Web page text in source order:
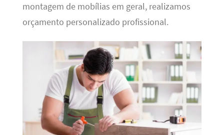
montagem de mobílias em geral, realizamos
orçamento personalizado profissional.